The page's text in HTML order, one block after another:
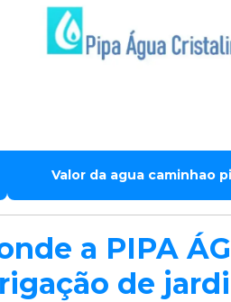
Valor da agua caminhao
a PIPA
de